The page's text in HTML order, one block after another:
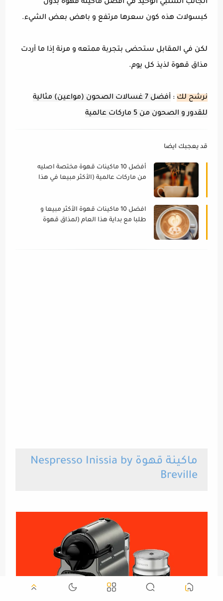
الجانب السلبي الوحيد في أفضل ماكينة قهوة بدون
كبسولات هذه كون سعرها مرتفع و باهض بعض الشيء.
لكن في المقابل ستحضى بتجربة ممتعه و مرنة إذا ما أردت
مذاق قهوة لذيذ كل يوم.
نرشح لك :
أفضل 7 غسالات الصحون (مواعين) مثالية
للقدور و الصحون من 5 ماركات عالمية
قد يعجبك ايضا
أفضل 10 ماكينات قهوة مختصة اصليه
من ماركات عالمية (الأكثر مبيعا في هذا
افضل 10 ماكينات قهوة الأكثر مبيعا و
طلبا مع بداية هذا العام (لمذاق قهوة
ماكينة قهوة Nespresso Inissia by
Breville